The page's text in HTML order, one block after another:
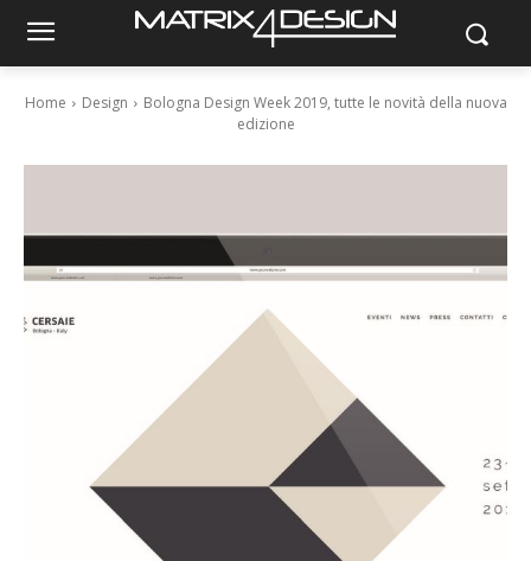
Home Design
Bologna Design Week 2019, tutte le novità della nuova
edizione